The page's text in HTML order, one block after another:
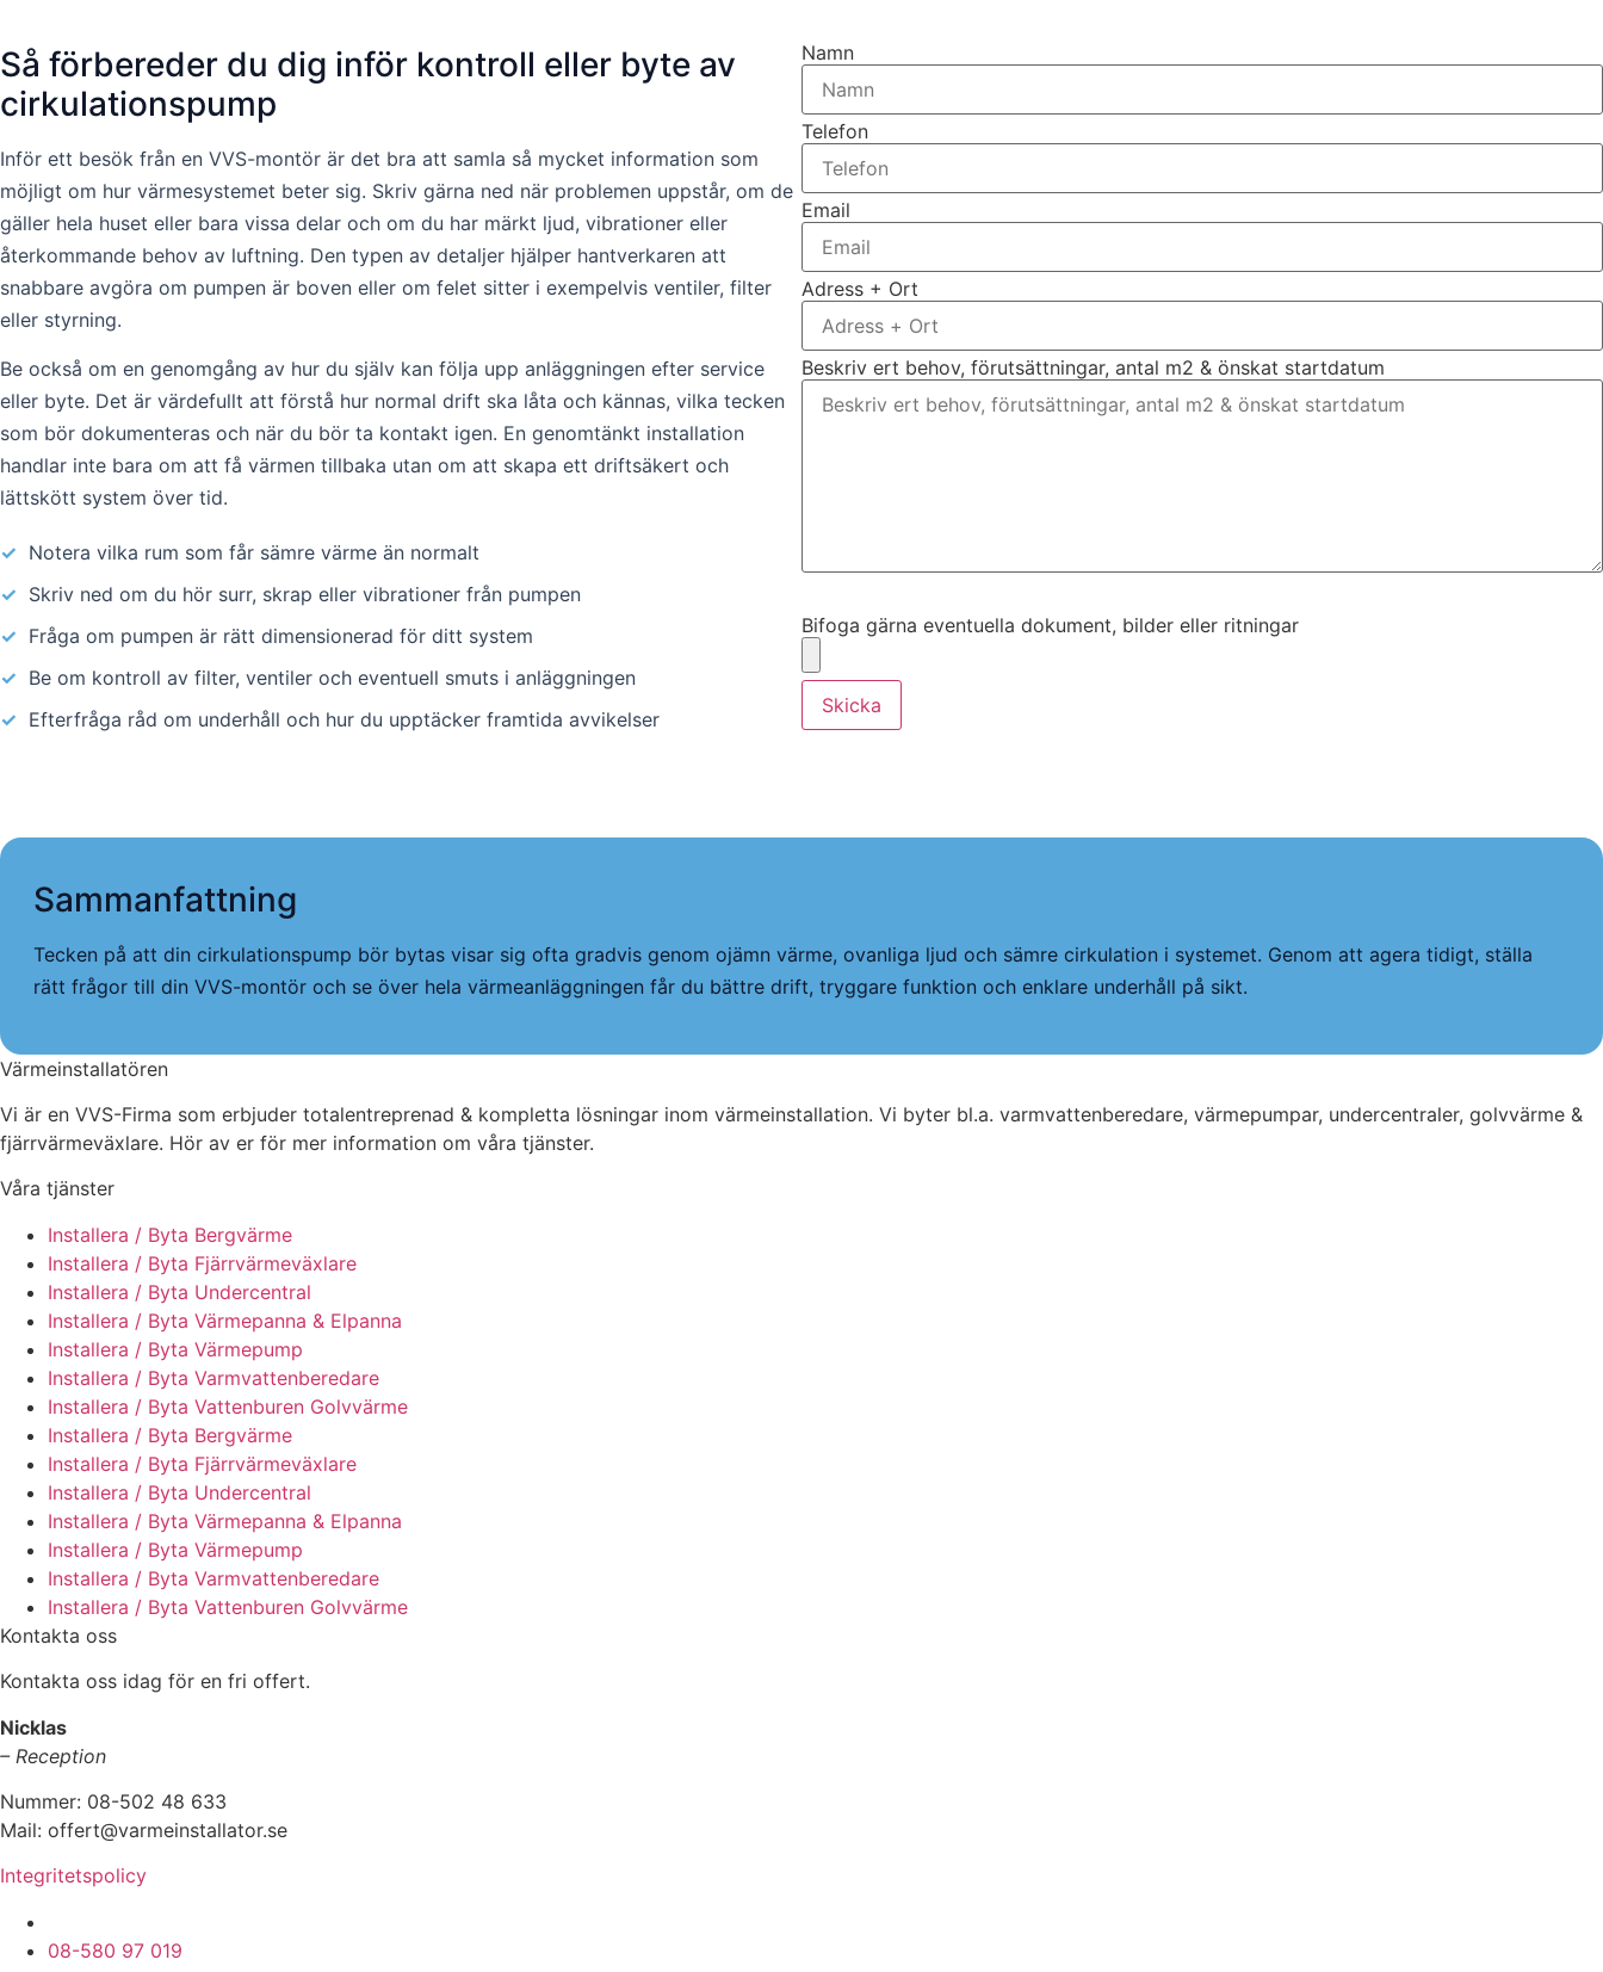
Så förbereder du dig inför kontroll eller byte av
cirkulationspump
Inför ett besök från en VVS-montör är det bra att samla så mycket information som
möjligt om hur värmesystemet beter sig. Skriv gärna ned när problemen uppstår, om de
gäller hela huset eller bara vissa delar och om du har märkt ljud, vibrationer eller
återkommande behov av luftning. Den typen av detaljer hjälper hantverkaren att
snabbare avgöra om pumpen är boven eller om felet sitter i exempelvis ventiler, filter
eller styrning.
Be också om en genomgång av hur du själv kan följa upp anläggningen efter service
eller byte. Det är värdefullt att förstå hur normal drift ska låta och kännas, vilka tecken
som bör dokumenteras och när du bör ta kontakt igen. En genomtänkt installation
handlar inte bara om att få värmen tillbaka utan om att skapa ett driftsäkert och
lättskött system över tid.
✓ Notera vilka rum som får sämre värme än normalt
✓ Skriv ned om du hör surr, skrap eller vibrationer från pumpen
✓ Fråga om pumpen är rätt dimensionerad för ditt system
✓ Be om kontroll av filter, ventiler och eventuell smuts i anläggningen
✓ Efterfråga råd om underhåll och hur du upptäcker framtida avvikelser
Namn
Telefon
Email
Adress + Ort
Beskriv ert behov, förutsättningar, antal m2 & önskat startdatum
Bifoga gärna eventuella dokument, bilder eller ritningar
Skicka
Sammanfattning
Tecken på att din cirkulationspump bör bytas visar sig ofta gradvis genom ojämn värme, ovanliga ljud och sämre cirkulation i systemet. Genom att agera tidigt, ställa
rätt frågor till din VVS-montör och se över hela värmeanläggningen får du bättre drift, tryggare funktion och enklare underhåll på sikt.
Värmeinstallatören
Vi är en VVS-Firma som erbjuder totalentreprenad & kompletta lösningar inom värmeinstallation. Vi byter bl.a. varmvattenberedare, värmepumpar, undercentraler, golvvärme &
fjärrvärmeväxlare. Hör av er för mer information om våra tjänster.
Våra tjänster
Installera / Byta Bergvärme
Installera / Byta Fjärrvärmeväxlare
Installera / Byta Undercentral
Installera / Byta Värmepanna & Elpanna
Installera / Byta Värmepump
Installera / Byta Varmvattenberedare
Installera / Byta Vattenburen Golvvärme
Installera / Byta Bergvärme
Installera / Byta Fjärrvärmeväxlare
Installera / Byta Undercentral
Installera / Byta Värmepanna & Elpanna
Installera / Byta Värmepump
Installera / Byta Varmvattenberedare
Installera / Byta Vattenburen Golvvärme
Kontakta oss
Kontakta oss idag för en fri offert.
Nicklas
– Reception
Nummer: 08-502 48 633
Mail: offert@varmeinstallator.se
Integritetspolicy
08-580 97 019